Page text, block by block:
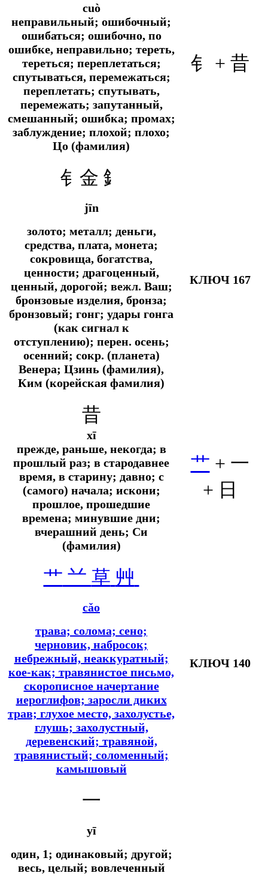
cuò
неправильный; ошибочный;
ошибаться; ошибочно, по
ошибке, неправильно; тереть,
тереться; переплетаться;
спутываться, перемежаться;
переплетать; спутывать,
перемежать; запутанный,
смешанный; ошибка; промах;
заблуждение; плохой; плохо;
Цо (фамилия)
钅 + 昔
钅金 釒
jīn
золото; металл; деньги,
средства, плата, монета;
сокровища, богатства,
ценности; драгоценный,
ценный, дорогой; вежл. Ваш;
бронзовые изделия, бронза;
бронзовый; гонг; удары гонга
(как сигнал к
отступлению); перен. осень;
осенний; сокр. (планета)
Венера; Цзинь (фамилия),
Ким (корейская фамилия)
КЛЮЧ 167
昔
xī
прежде, раньше, некогда; в
прошлый раз; в стародавнее
время, в старину; давно; с
(самого) начала; искони;
прошлое, прошедшие
времена; минувшие дни;
вчерашний день; Си
(фамилия)
艹 + 一
+ 日
艹 䒑 草 艸
cǎo
трава; солома; сено;
черновик, набросок;
небрежный, неаккуратный;
кое-как; травянистое письмо,
скорописное начертание
иероглифов; заросли диких
трав; глухое место, захолустье,
глушь; захолустный,
деревенский; травяной,
травянистый; соломенный;
камышовый
КЛЮЧ 140
一
yī
один, 1; одинаковый; другой;
весь, целый; вовлеченный